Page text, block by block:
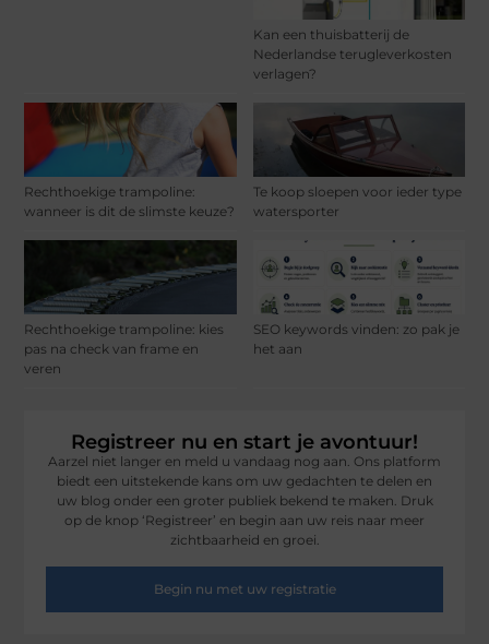
Kan een thuisbatterij de
Nederlandse terugleverkosten
verlagen?
Rechthoekige trampoline:
wanneer is dit de slimste keuze?
Te koop sloepen voor ieder type
watersporter
Rechthoekige trampoline: kies
pas na check van frame en
veren
SEO keywords vinden: zo pak je
het aan
Registreer nu en start je avontuur!
Aarzel niet langer en meld u vandaag nog aan. Ons platform
biedt een uitstekende kans om uw gedachten te delen en
uw blog onder een groter publiek bekend te maken. Druk
op de knop ‘Registreer’ en begin aan uw reis naar meer
zichtbaarheid en groei.
Begin nu met uw registratie